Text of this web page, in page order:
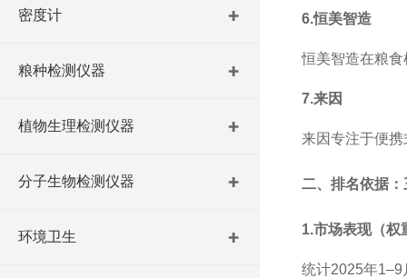
6.恒美智造
恒美智造在粮
7.来因
来因专注于便
二、排名依据
1.市场表现（权
统计2025年1–9
密度计
粮种检测仪器
植物生理检测仪器
分子生物检测仪器
环境卫生